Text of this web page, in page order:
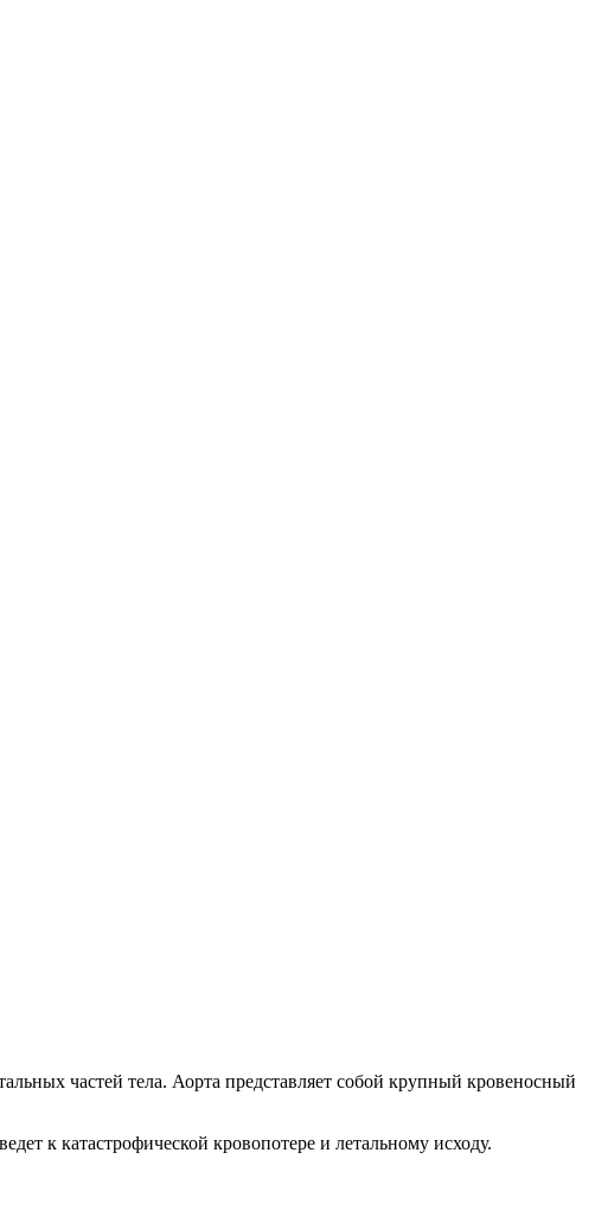
частей тела. Аорта представляет собой крупный кровеносный
к катастрофической кровопотере и летальному исходу.